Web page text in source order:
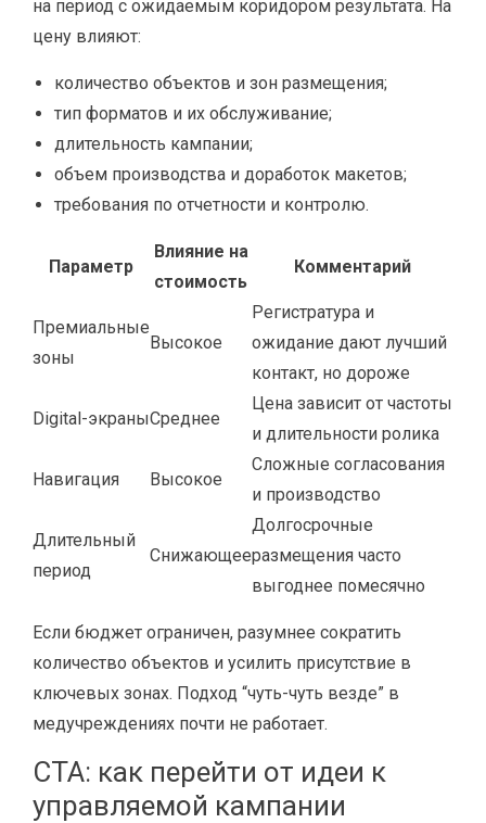
на период с ожидаемым коридором результата. На
цену влияют:
количество объектов и зон размещения;
тип форматов и их обслуживание;
длительность кампании;
объем производства и доработок макетов;
требования по отчетности и контролю.
Параметр
Влияние на
стоимость
Комментарий
Премиальные
зоны
Высокое
Регистратура и
ожидание дают лучший
контакт, но дороже
Digital-экраныСреднее
Цена зависит от частоты
и длительности ролика
Навигация Высокое
Сложные согласования
и производство
Длительный
период
Снижающее
Долгосрочные
размещения часто
выгоднее помесячно
Если бюджет ограничен, разумнее сократить
количество объектов и усилить присутствие в
ключевых зонах. Подход “чуть-чуть везде” в
медучреждениях почти не работает.
CTA: как перейти от идеи к
управляемой кампании